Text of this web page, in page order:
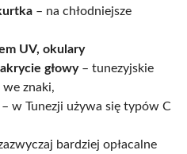
– na chłodniejsze
UV, okulary
głowy– tunezyjskie
we znaki,
– w Tunezji używa się typów C
bardziej opłacalne